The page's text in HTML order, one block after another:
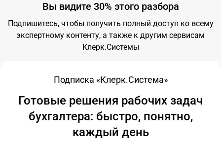
Вы видите 30% этого разбора
Подпишитесь, чтобы получить полный доступ ко всему
экспертному контенту, а также к другим сервисам
Клерк.Системы
Подписка «Клерк.Система»
Готовые решения рабочих задач
бухгалтера: быстро, понятно,
каждый день